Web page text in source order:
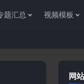
题汇总 视频模板
网